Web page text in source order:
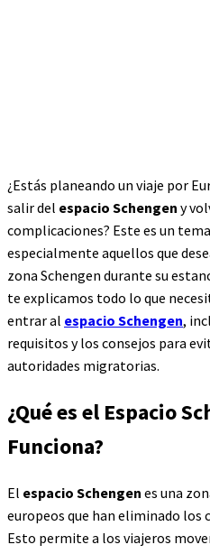
¿Estás planeando un viaje por
salir del espacio Schengen y
complicaciones? Este es un
especialmente aquellos que
zona Schengen durante su
te explicamos todo lo que
entrar al espacio Schengen,
requisitos y los consejos para
autoridades migratorias.
¿Qué es el Espacio
Funciona?
El espacio Schengen es una
europeos que han eliminado
Esto permite a los viajeros